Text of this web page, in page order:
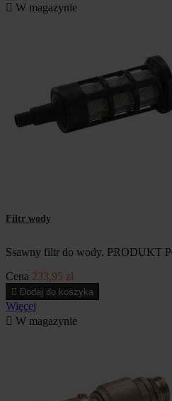
 W magazynie
Filtr wody
Ssawny filtr do wody. PRODUKT
Cena 233,95 zł
 Dodaj do koszyka
Więcej
 W magazynie